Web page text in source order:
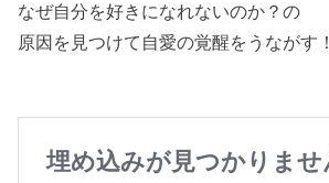
なぜ自分を好きになれないのか？の
原因を見つけて自愛の覚醒をうながす！